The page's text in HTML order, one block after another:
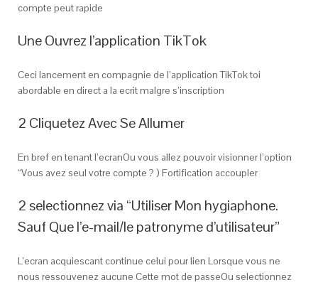
compte peut rapide
Une Ouvrez l’application TikTok
Ceci lancement en compagnie de l’application TikTok toi
abordable en direct a la ecrit malgre s’inscription
2 Cliquetez Avec Se Allumer
En bref en tenant l’ecranOu vous allez pouvoir visionner l’option
“Vous avez seul votre compte ? ) Fortification accoupler
2 selectionnez via “Utiliser Mon hygiaphone.
Sauf Que l’e-mail/le patronyme d’utilisateur”
L’ecran acquiescant continue celui pour lien Lorsque vous ne
nous ressouvenez aucune Cette mot de passeOu selectionnez